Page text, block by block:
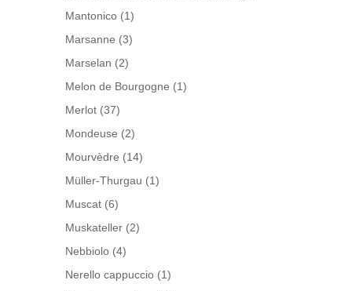
Mantonico (1)
Marsanne (3)
Marselan (2)
Melon de Bourgogne (1)
Merlot (37)
Mondeuse (2)
Mourvèdre (14)
Müller-Thurgau (1)
Muscat (6)
Muskateller (2)
Nebbiolo (4)
Nerello cappuccio (1)